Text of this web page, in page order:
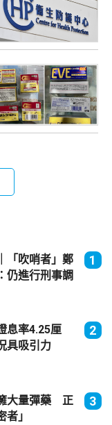
「吹哨者」鄭
進行刑事調
1
息率4.25厘
具吸引力
2
大量彈藥 正
」
3